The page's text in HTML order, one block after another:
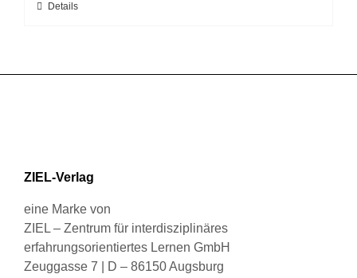
der
werden
Dieses
auf
Produktseite
gewählt
werden
Details
ZIEL-Verlag
eine Marke von
ZIEL – Zentrum für interdisziplinäres
erfahrungsorientiertes Lernen GmbH
Zeuggasse 7 | D – 86150 Augsburg